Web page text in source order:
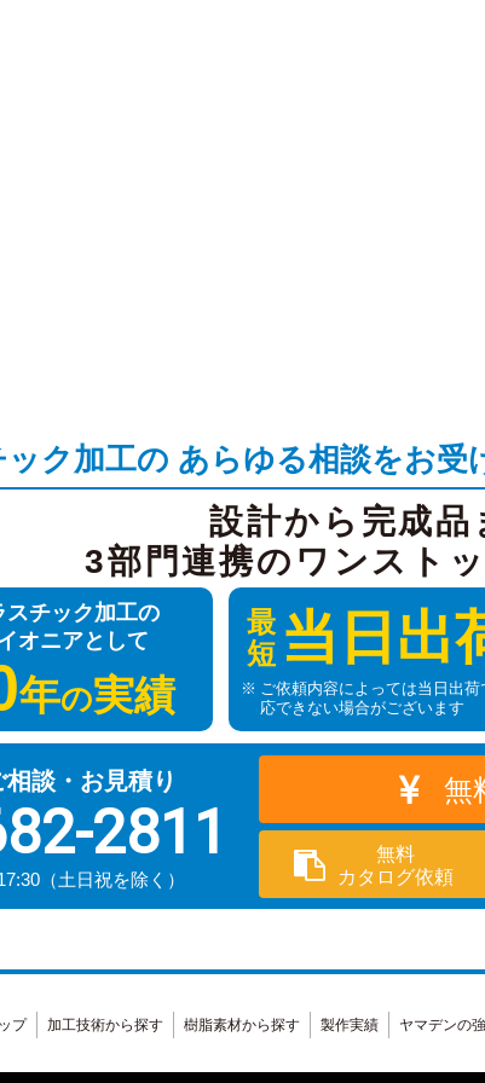
ク加工の あらゆる相談をお受
設計から完成品
3部門連携のワンスト
スチック加工の
オニアとして
年の実績
最
短 当日出
ご依頼内容によっては当日出荷
応できない場合がございます
談・お見積り
2811
（土日祝を除く）
無
無料
カタログ依頼
プ 加工技術から探す 樹脂素材から探す 製作実績 ヤマデンの